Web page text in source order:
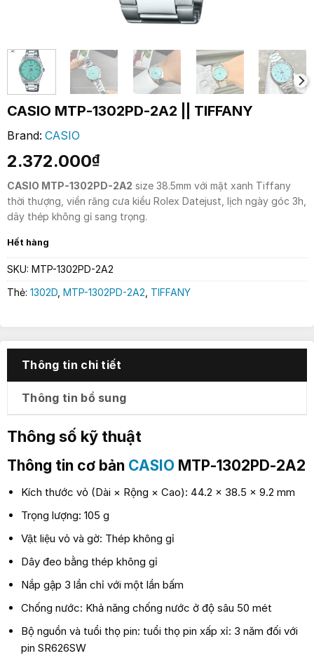
CASIO MTP-1302PD-2A2 || TIFFANY
Brand: CASIO
2.372.000₫
CASIO MTP-1302PD-2A2 size 38.5mm với mặt xanh Tiffany
thời thượng, viền răng cưa kiểu Rolex Datejust, lịch ngày góc 3h,
dây thép không gỉ sang trọng.
Hết hàng
SKU: MTP-1302PD-2A2
Thẻ: 1302D MTP-1302PD-2A2 TIFFANY
Thông tin chi tiết
Thông tin bổ sung
Thông số kỹ thuật
Thông tin cơ bản CASIO MTP-1302PD-2A2
Kích thước vỏ (Dài × Rộng × Cao): 44.2 × 38.5 × 9.2 mm
Trọng lượng: 105 g
Vật liệu vỏ và gờ: Thép không gỉ
Dây đeo bằng thép không gỉ
Nắp gập 3 lần chỉ với một lần bấm
Chống nước: Khả năng chống nước ở độ sâu 50 mét
Bộ nguồn và tuổi thọ pin: tuổi thọ pin xấp xỉ: 3 năm đối với
pin SR626SW